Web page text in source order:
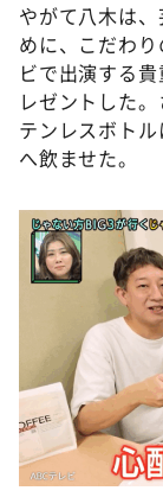
やがて八木は
めに、こだわ
ビで出演する
レゼントした
テンレスボト
へ飲ませた。